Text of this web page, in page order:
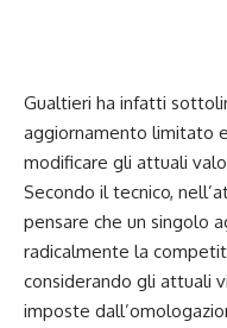
Gualtieri ha infatti
aggiornamento limitato
modificare gli attuali
Secondo il tecnico,
pensare che un singolo
radicalmente la
considerando gli attuali
imposte